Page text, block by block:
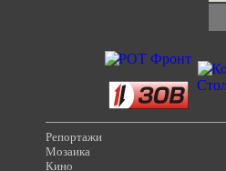
Репортажи
Мозаика
Кино